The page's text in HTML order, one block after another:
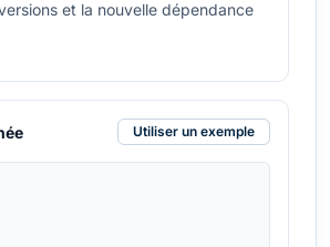
et la nouvelle dépendance
Utiliser un exemple